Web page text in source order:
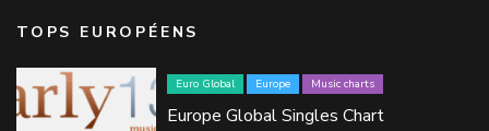
TOPS EUROPÉENS
Euro Global Europe Music charts
Europe Global Singles Chart